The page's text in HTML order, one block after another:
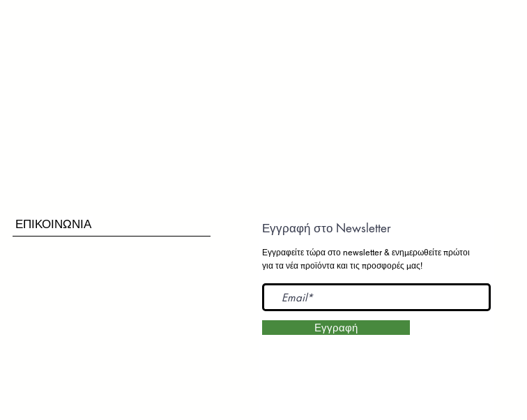
ΕΠΙΚΟΙΝΩΝΙΑ Εγγραφή στο Newsletter
Εγγραφείτε τώρα στο newsletter & ενημερωθείτε πρώτοι
για τα νέα προϊόντα και τις προσφορές μας!
Εγγραφή